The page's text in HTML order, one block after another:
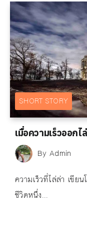
SHORT STORY
เมื่อความเร็วออกไ
By Admin
ความเร็วที่ไล่ล่า เขีย
ชีวิตหนึ่ง...